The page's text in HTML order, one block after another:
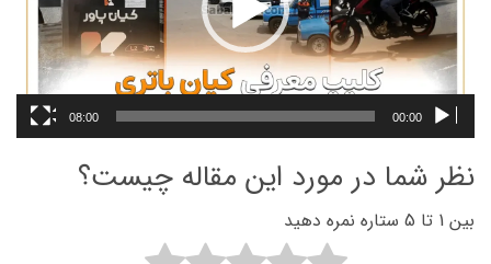
00:00
08:00
نظر شما در مورد این مقاله چیست؟
بین 1 تا 5 ستاره نمره دهید